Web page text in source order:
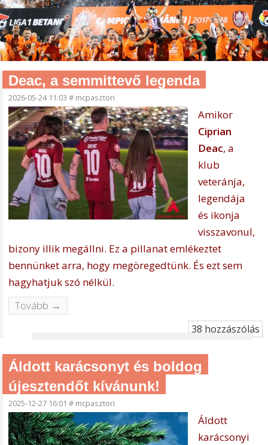
Deac, a semmittevő legenda
2026-05-24 11:03 # mcpasztori
Amikor
Ciprian
Deac, a
klub
veteránja,
legendája
és ikonja
visszavonul,
bizony illik megállni. Ez a pillanat emlékeztet
bennünket arra, hogy megöregedtünk. És ezt sem
hagyhatjuk szó nélkül.
Tovább →
38 hozzászólás
Áldott karácsonyt és boldog
újesztendőt kívánunk!
2025-12-27 16:01 # mcpasztori
Áldott
karácsonyi